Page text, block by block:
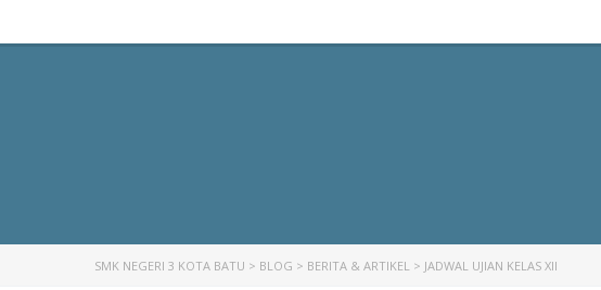
SMK NEGERI 3 KOTA BATU > BLOG > BERITA & ARTIKEL > JADWAL UJIAN KELAS XII